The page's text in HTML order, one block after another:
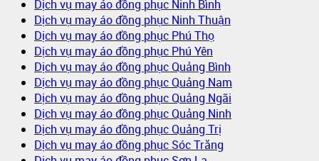
Dịch vụ may áo đồng phục Ninh Bình
Dịch vụ may áo đồng phục Ninh Thuận
Dịch vụ may áo đồng phục Phú Thọ
Dịch vụ may áo đồng phục Phú Yên
Dịch vụ may áo đồng phục Quảng Bình
Dịch vụ may áo đồng phục Quảng Nam
Dịch vụ may áo đồng phục Quảng Ngãi
Dịch vụ may áo đồng phục Quảng Ninh
Dịch vụ may áo đồng phục Quảng Trị
Dịch vụ may áo đồng phục Sóc Trăng